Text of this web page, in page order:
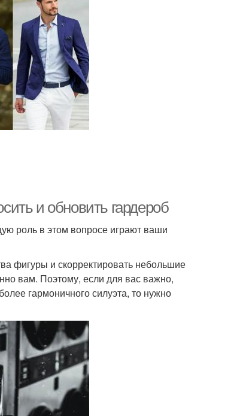
и обновить гардероб
роль в этом вопросе играют ваши
фигуры и скорректировать небольшие
вам. Поэтому, если для вас важно,
гармоничного силуэта, то нужно